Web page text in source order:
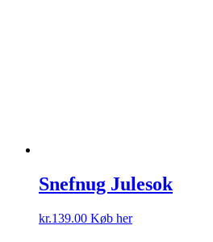
Snefnug Julesok
kr.139.00 Køb her